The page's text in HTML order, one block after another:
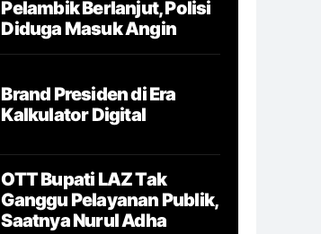
Pelambik Berlanjut, Polisi
Diduga Masuk Angin
Brand Presiden di Era
Kalkulator Digital
OTT Bupati LAZ Tak
Ganggu Pelayanan Publik,
Saatnya Nurul Adha